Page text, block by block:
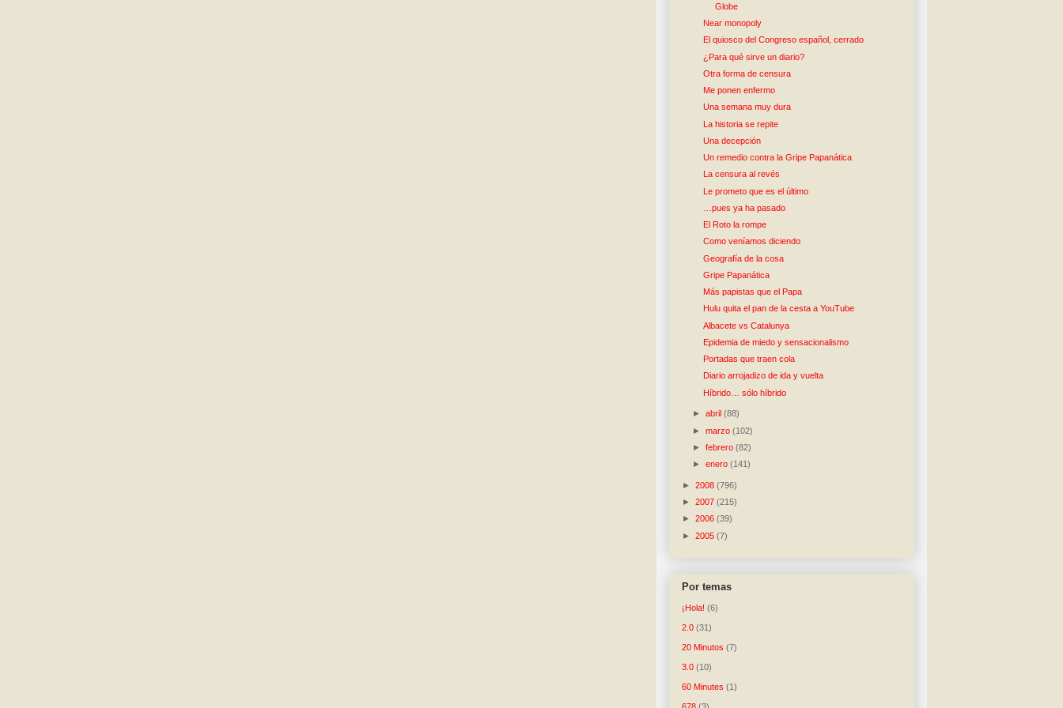
Globe
Near monopoly
El quiosco del Congreso español, cerrado
¿Para qué sirve un diario?
Otra forma de censura
Me ponen enfermo
Una semana muy dura
La historia se repite
Una decepción
Un remedio contra la Gripe Papanática
La censura al revés
Le prometo que es el último
…pues ya ha pasado
El Roto la rompe
Como veníamos diciendo
Geografía de la cosa
Gripe Papanática
Más papistas que el Papa
Hulu quita el pan de la cesta a YouTube
Albacete vs Catalunya
Epidemia de miedo y sensacionalismo
Portadas que traen cola
Diario arrojadizo de ida y vuelta
Híbrido… sólo híbrido
►abril(88)
►marzo(102)
►febrero(82)
►enero(141)
► 2008 (796)
► 2007 (215)
► 2006 (39)
► 2005 (7)
Por temas
¡Hola! (6)
2.0 (31)
20 Minutos (7)
3.0 (10)
60 Minutes (1)